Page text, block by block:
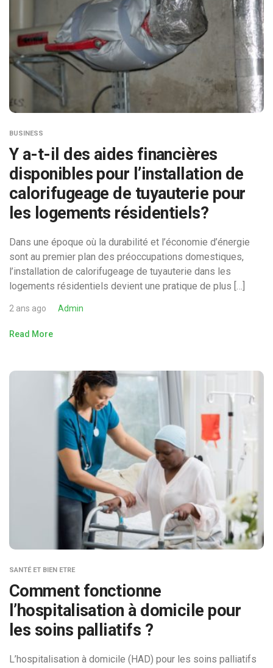
BUSINESS
Y a-t-il des aides financières
disponibles pour l’installation de
calorifugeage de tuyauterie pour
les logements résidentiels?
Dans une époque où la durabilité et l’économie d’énergie
sont au premier plan des préoccupations domestiques,
l’installation de calorifugeage de tuyauterie dans les
logements résidentiels devient une pratique de plus […]
2 ans ago Admin
Read More
SANTÉ ET BIEN ETRE
Comment fonctionne
l’hospitalisation à domicile pour
les soins palliatifs ?
L’hospitalisation à domicile (HAD) pour les soins palliatifs